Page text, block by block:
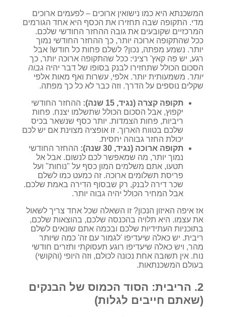
המשכנתא היא כמו נישואין ארוכים – לפעמים ארוכים
מדי. התקופה שבה תחזירו את הכסף היא אחד הגורמים
המרכזיים שקובעים את גובה ההחזר החודשי שלכם.
ככל שהתקופה ארוכה יותר, כך ההחזר החודשי נמוך
יותר. נשמע מפתה, נכון? לשלם פחות כל חודש! אבל
רגע, יש פה קאץ' רציני: ככל שהתקופה ארוכה יותר, כך
הסכום הכולל שתחזירו לבנק בסופו של דבר יהיה גבוה
יותר. משמעותית יותר. אלפי, עשרות ואף מאות אלפי
שקלים נוספים על הדרך. וזה כבר לא כל כך מפתה.
תקופה קצרה (נגיד, 15 שנה):
ההחזר החודשי
יקפוץ, אבל הסכום הכולל שתשלמו יצנח. פחות
ריביות, פחות הצמדות. יותר כסף שנשאר בכיס
שלכם בטווח הארוך. זו אופציה מצוינת אם יש לכם
יכולת החזר גבוהה יחסית.
תקופה ארוכה (נגיד, 30 שנה):
ההחזר החודשי
נמוך יותר, מה שמאפשר לכם לנשום. אבל אל
תטעו, אתם משלמים המון כסף על "נוחות" ועל
פריסת תשלומים ארוכה. זה כמעט כמו לשלם
שכר דירה לבנק, רק שבסוף הדירה באמת שלכם.
אבל המחיר הכולל יהיה גבוה יותר.
אז איפה האיזון הנכון? זו השאלה שכל אחד צריך לשאול
את עצמו. היא תלויה בהכנסה שלכם, בהוצאות שלכם,
בתוכניות העתידיות שלכם ובכמה אתם שונאים לשלם
ריבית. יש כאלה שיעדיפו 'לגמור עם זה' כמה שיותר
מהר, ויש כאלה שיעדיפו רוגע תעסוקתי ותזרים חודשי
נוח. אין תשובה אחת נכונה לכולם, וזה היופי (והקושי)
בעולם המשכנתאות.
2. הריבית: הסוד הכמוס של הבנקים
(שאתם חייבים לגלות)